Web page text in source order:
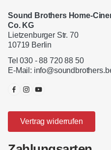
Sound Brothers Home-
Co. KG
Lietzenburger Str. 70
10719 Berlin
Tel 030 - 88 720 88 50
E-Mail:
Vertrag widerrufen